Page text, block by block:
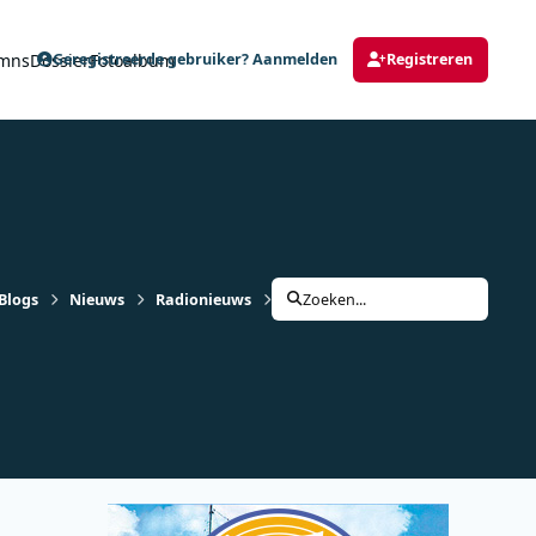
DossierFotoalbum
Geregistreerde gebruiker? Aanmelden Registreren
Blogs Nieuws Radionieuws Kink FM maakt een comeback
Zoeken...